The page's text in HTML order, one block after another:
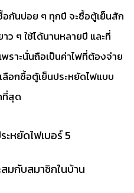
อกันบ่อย ๆ ทุกปี จะซื้อตู้เย็นสัก
ว ๆ ใช้ได้นานหลายปี และที่
ราะนั่นถือเป็นค่าไฟที่ต้องจ่าย
ลือกซื้อตู้เย็นประหยัดไฟแบบ
ที่สุด
ะหยัดไฟเบอร์ 5
มกับสมาชิกในบ้าน